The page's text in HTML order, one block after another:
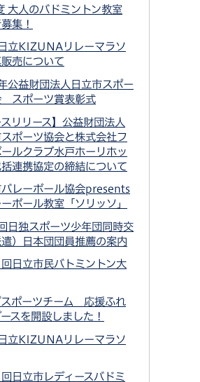
大人のバドミントン教室
集！
立KIZUNAリレーマラソ
売について
公益財団法人日立市スポー
スポーツ賞表彰式
スリリース】公益財団法人
スポーツ協会と株式会社フ
ルクラブ水戸ホーリホッ
連携協定の締結について
バレーボール協会presents
ーボール教室「ソリッソ」
日独スポーツ少年団同時交
）日本団団員推薦の案内
日立市民バトミントン大
スポーツチーム 応援ふれ
スを開設しました！
立KIZUNAリレーマラソ
日立市レディースバドミ